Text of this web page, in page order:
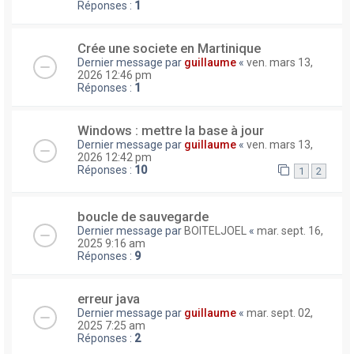
Réponses : 1
Crée une societe en Martinique
Dernier message par guillaume « ven. mars 13,
2026 12:46 pm
Réponses : 1
Windows : mettre la base à jour
Dernier message par guillaume « ven. mars 13,
2026 12:42 pm
Réponses : 10 1 2
boucle de sauvegarde
Dernier message par BOITELJOEL « mar. sept. 16,
2025 9:16 am
Réponses : 9
erreur java
Dernier message par guillaume « mar. sept. 02,
2025 7:25 am
Réponses : 2